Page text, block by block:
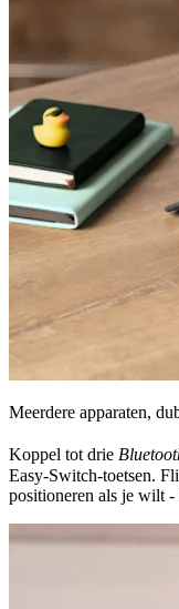
Meerdere apparaten,
Koppel tot drie
Easy-Switch-toetsen.
positioneren als je wilt -